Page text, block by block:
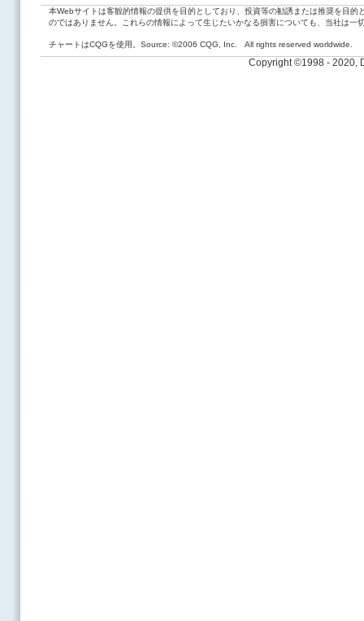
本Webサイトは客観的情報の提供を目的としており、投資等の勧誘または推奨を目
のではありません。これらの情報によって生じたいかなる損害についても、当社は一
チャートはCQGを使用。Source: ©2006 CQG, Inc. All rights reserved worldwide.
Copyright ©1998 - 2020,